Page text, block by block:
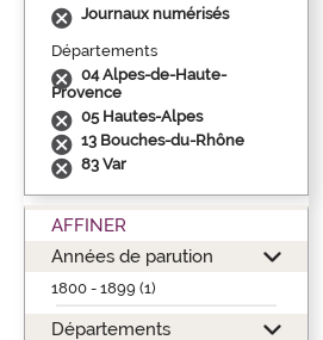
Journaux numérisés
Départements
04 Alpes-de-Haute-
Provence
05 Hautes-Alpes
13 Bouches-du-Rhône
83 Var
AFFINER
Années de parution
1800 - 1899 (1)
Départements